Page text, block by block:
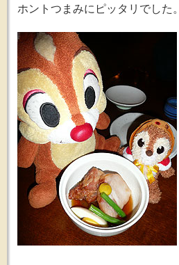
ホントつまみにピッタリでした。